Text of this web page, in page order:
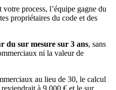
process, l’équipe gagne du
propriétaires du code et des
du sur mesure sur 3 ans, sans
ni la valeur de
au lieu de 30, le calcul